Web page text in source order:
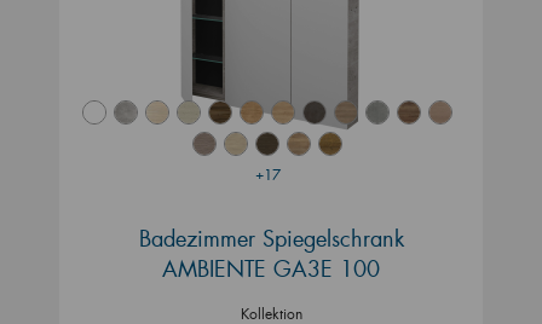
+17
Badezimmer Spiegelschrank
AMBIENTE GA3E 100
Kollektion